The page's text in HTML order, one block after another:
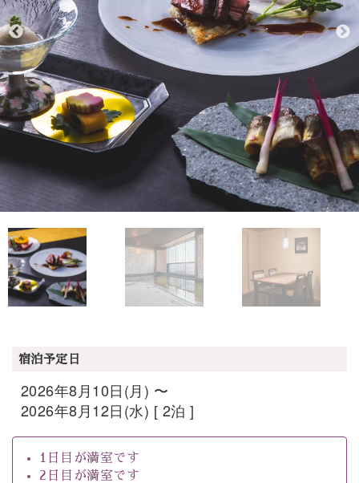
宿泊予定日
2026年8月10日(月) 〜
2026年8月12日(水) [ 2泊 ]
1日目が満室です
2日目が満室です